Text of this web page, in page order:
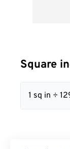
Square
1 sq in ÷